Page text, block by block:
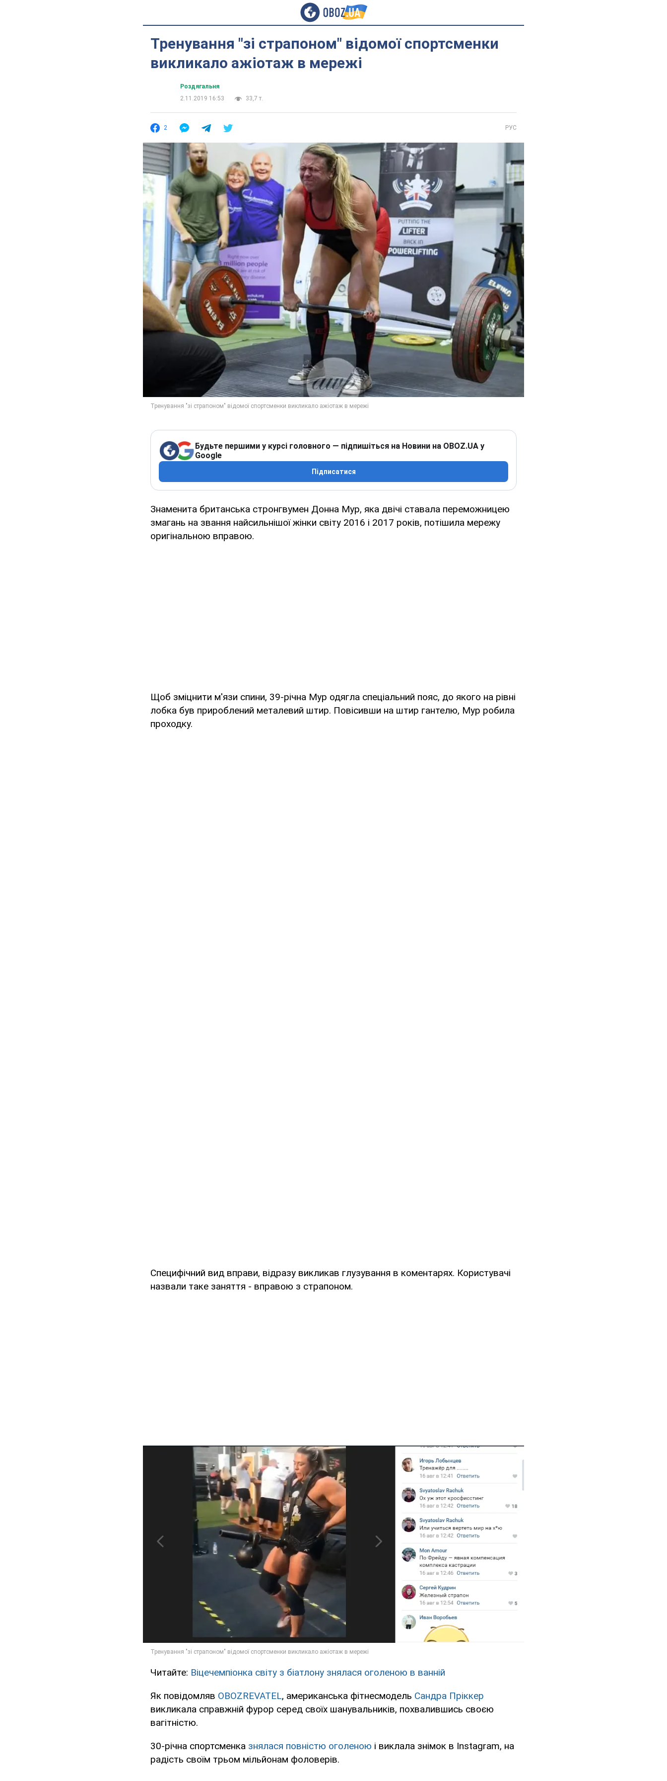
Тренування "зi страпоном" відомої спортсменки
викликало ажіотаж в мережі
Роздягальня
2.11.2019 16:53
33,7 т.
2 РУС
Будьте першими у курсі головного — підпишіться на Новини на OBOZ.UA у
Google
Підписатися
Знаменита британська стронгвумен Донна Мур, яка двічі ставала переможницею
змагань на звання найсильнішої жінки світу 2016 і 2017 років, потішила мережу
оригінальною вправою.
Щоб зміцнити м'язи спини, 39-річна Мур одягла спеціальний пояс, до якого на рівні
лобка був прироблений металевий штир. Повісивши на штир гантелю, Мур робила
проходку.
Специфічний вид вправи, відразу викликав глузування в коментарях. Користувачі
назвали таке заняття - вправою з страпоном.
Читайте: Віцечемпіонка світу з біатлону знялася оголеною в ванній
Як повідомляв OBOZREVATEL, американська фітнесмодель Сандра Пріккер
викликала справжній фурор серед своїх шанувальників, похвалившись своєю
вагітністю.
30-річна спортсменка знялася повністю оголеною і виклала знімок в Instagram, на
радість своїм трьом мільйонам фоловерiв.